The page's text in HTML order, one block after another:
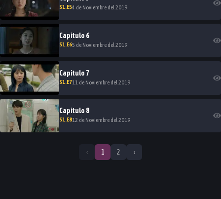
S1.E54 de Noviembre del 2019
Capitulo 6
S1.E65 de Noviembre del 2019
Capitulo 7
S1.E711 de Noviembre del 2019
Capitulo 8
S1.E812 de Noviembre del 2019
‹ 1 2 ›